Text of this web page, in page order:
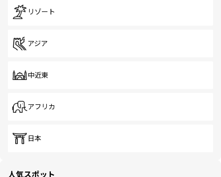
リゾート
アジア
中近東
アフリカ
日本
人気スポット